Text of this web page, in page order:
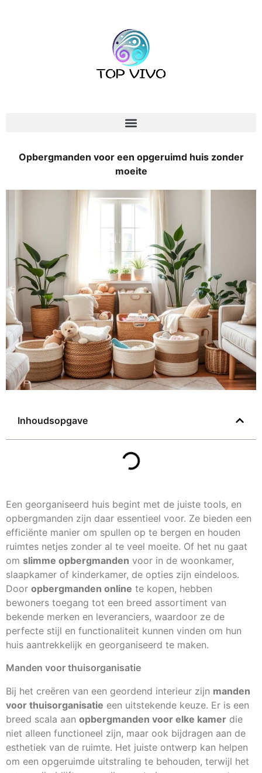
Opbergmanden voor een opgeruimd huis zonder
moeite
Inhoudsopgave
Een georganiseerd huis begint met de juiste tools, en
opbergmanden zijn daar essentieel voor. Ze bieden een
efficiënte manier om spullen op te bergen en houden
ruimtes netjes zonder al te veel moeite. Of het nu gaat
om slimme opbergmanden voor in de woonkamer,
slaapkamer of kinderkamer, de opties zijn eindeloos.
Door opbergmanden online te kopen, hebben
bewoners toegang tot een breed assortiment van
bekende merken en leveranciers, waardoor ze de
perfecte stijl en functionaliteit kunnen vinden om hun
huis aantrekkelijk en georganiseerd te maken.
Manden voor thuisorganisatie
Bij het creëren van een geordend interieur zijn manden
voor thuisorganisatie een uitstekende keuze. Er is een
breed scala aan opbergmanden voor elke kamer die
niet alleen functioneel zijn, maar ook bijdragen aan de
esthetiek van de ruimte. Het juiste ontwerp kan helpen
om een opgeruimde uitstraling te behouden, terwijl het